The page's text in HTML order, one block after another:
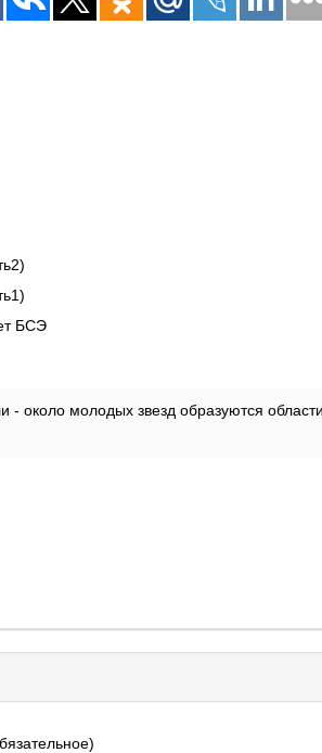
БСЭ
- около молодых звезд образуются